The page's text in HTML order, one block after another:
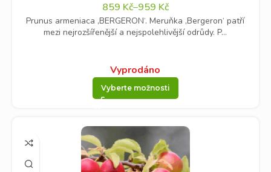
859 Kč–959 Kč
Prunus armeniaca ‚BERGERON‘. Meruňka ‚Bergeron‘ patří
mezi nejrozšířenější a nejspolehlivější odrůdy. P...
Vyprodáno
Vyberte možnosti